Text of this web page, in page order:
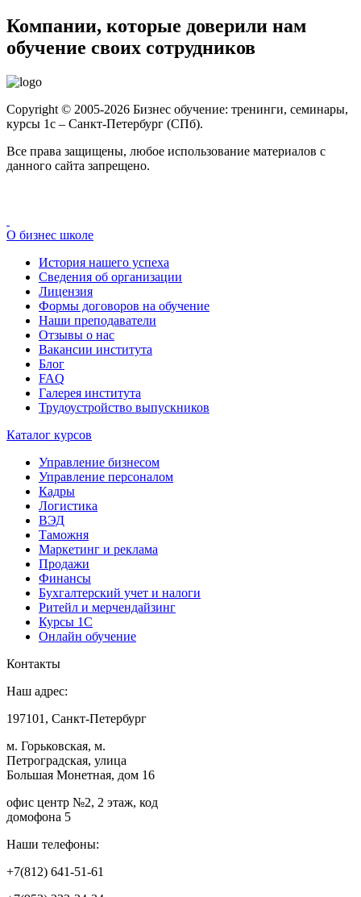
Компании, которые доверили нам
обучение своих сотрудников
Copyright © 2005-2026 Бизнес обучение: тренинги, семинары,
курсы 1с – Санкт-Петербург (СПб).
Все права защищены, любое использование материалов с
данного сайта запрещено.
О бизнес школе
История нашего успеха
Cведения об организации
Лицензия
Формы договоров на обучение
Наши преподаватели
Отзывы о нас
Вакансии института
Блог
FAQ
Галерея института
Трудоустройство выпускников
Каталог курсов
Управление бизнесом
Управление персоналом
Кадры
Логистика
ВЭД
Таможня
Маркетинг и реклама
Продажи
Финансы
Бухгалтерский учет и налоги
Ритейл и мерчендайзинг
Курсы 1С
Онлайн обучение
Контакты
Наш адрес:
197101, Санкт-Петербург
м. Горьковская, м.
Петроградская, улица
Большая Монетная, дом 16
офис центр №2, 2 этаж, код
домофона 5
Наши телефоны:
+7(812) 641-51-61